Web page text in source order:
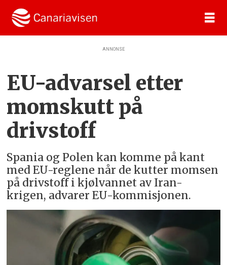
ANNONSE
EU-advarsel etter
momskutt på
drivstoff
Spania og Polen kan komme på kant
med EU-reglene når de kutter momsen
på drivstoff i kjølvannet av Iran-
krigen, advarer EU-kommisjonen.